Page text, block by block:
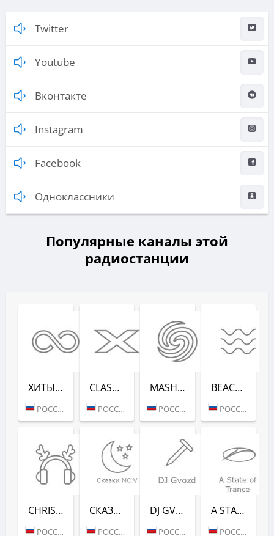
Twitter
Youtube
Вконтакте
Instagram
Facebook
Одноклассники
Популярные каналы этой
радиостанции
ХИТЫ ВСЕХ ВРЕ­МЕН (RADIO RECORD)
РОССИЯ (МОСКВА)
CLASSIX (RADIO RECORD)
РОССИЯ (МОСКВА)
MASHUP (РАДИО РЕКОРД)
РОССИЯ (МОСКВА)
BEACH PARTY (РАДИО РЕКОРД)
РОССИЯ (САНКТ-ПЕТЕРБУРГ)
CHRISTMAS CHILL (РАДИО РЕКОРД)
РОССИЯ (МОСКВА)
СКАЗ­КИ MC V (РАДИО РЕКОРД)
РОССИЯ (МОСКВА)
DJ GVOZD - RADIO RECORD
РОССИЯ (МОСКВА)
A STATE OF TRANCE - RADIO RECORD
РОССИЯ (МОСКВА)